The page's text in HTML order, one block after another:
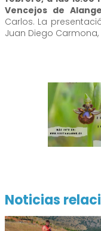
Vencejos de Alange
Carlos. La
Juan Diego
Noticias